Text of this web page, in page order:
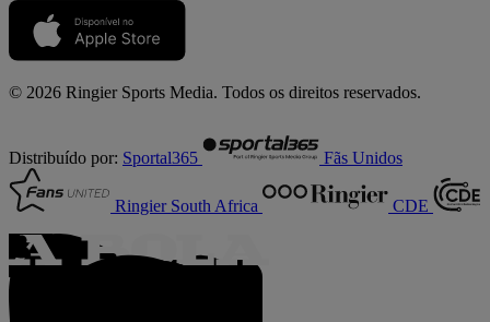
© 2026 Ringier Sports Media. Todos os direitos reservados.
Distribuído por: Sportal365 Fãs Unidos
Ringier South Africa CDE